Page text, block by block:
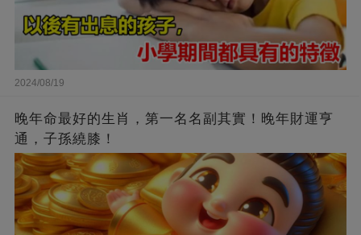
2024/08/19
晚年命最好的生肖，第一名名副其實！晚年財運亨
通，子孫繞膝！